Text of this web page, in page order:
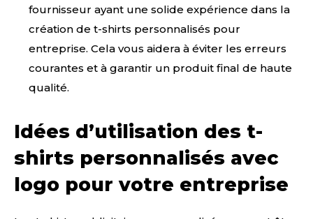
fournisseur ayant une solide expérience dans la
création de t-shirts personnalisés pour
entreprise. Cela vous aidera à éviter les erreurs
courantes et à garantir un produit final de haute
qualité.
Idées d’utilisation des t-
shirts personnalisés avec
logo pour votre entreprise